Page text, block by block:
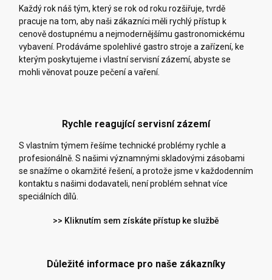
Každý rok náš tým, který se rok od roku rozšiřuje, tvrdě
pracuje na tom, aby naši zákazníci měli rychlý přístup k
cenově dostupnému a nejmodernějšímu gastronomickému
vybavení. Prodáváme spolehlivé gastro stroje a zařízení, ke
kterým poskytujeme i vlastní servisní zázemí, abyste se
mohli věnovat pouze pečení a vaření.
Rychle reagující servisní zázemí
S vlastním týmem řešíme technické problémy rychle a
profesionálně. S našimi významnými skladovými zásobami
se snažíme o okamžité řešení, a protože jsme v každodenním
kontaktu s našimi dodavateli, není problém sehnat více
speciálních dílů.
>> Kliknutím sem získáte přístup ke službě
Důležité informace pro naše zákazníky